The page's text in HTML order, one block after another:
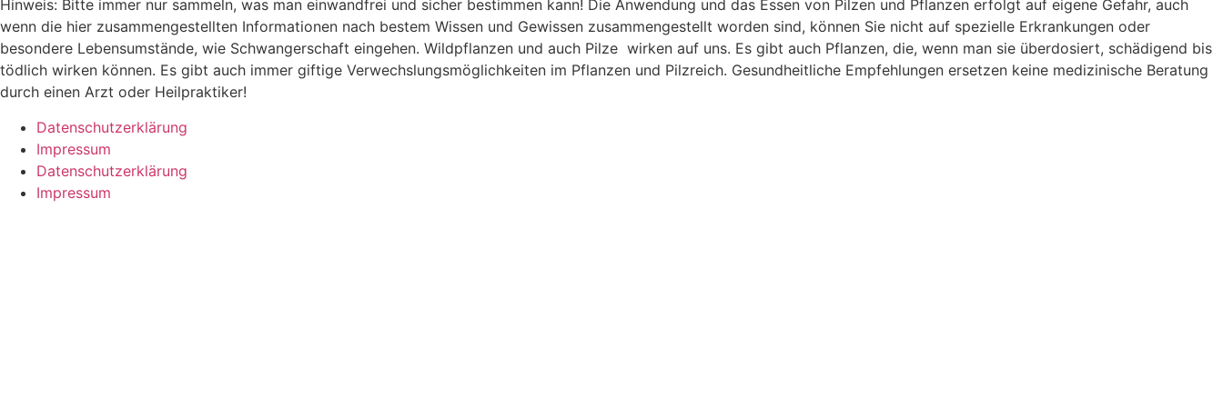
Hinweis: Bitte immer nur sammeln, was man einwandfrei und sicher bestimmen kann! Die Anwendung und das Essen von Pilzen und Pflanzen erfolgt auf eigene Gefahr, auch
wenn die hier zusammengestellten Informationen nach bestem Wissen und Gewissen zusammengestellt worden sind, können Sie nicht auf spezielle Erkrankungen oder
besondere Lebensumstände, wie Schwangerschaft eingehen. Wildpflanzen und auch Pilze wirken auf uns. Es gibt auch Pflanzen, die, wenn man sie überdosiert, schädigend bis
tödlich wirken können. Es gibt auch immer giftige Verwechslungsmöglichkeiten im Pflanzen und Pilzreich. Gesundheitliche Empfehlungen ersetzen keine medizinische Beratung
durch einen Arzt oder Heilpraktiker!
Datenschutzerklärung
Impressum
Datenschutzerklärung
Impressum